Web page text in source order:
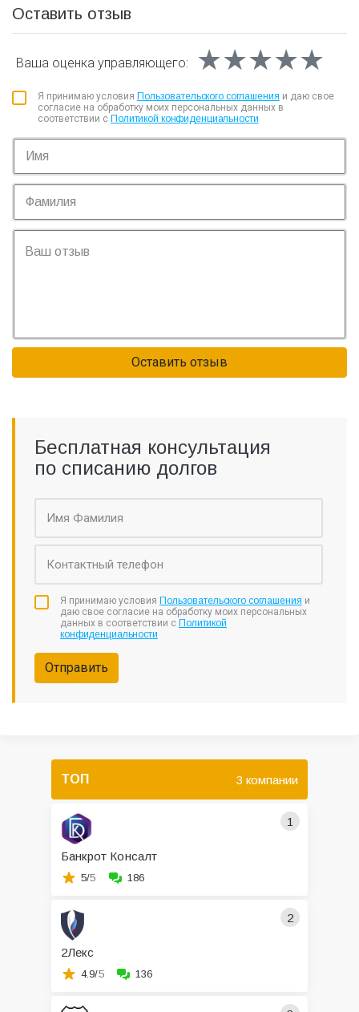
Оставить отзыв
Ваша оценка управляющего: ★★★★★
★★★★★
★★★★★
Я принимаю условия Пользовательского соглашения и даю свое
согласие на обработку моих персональных данных в
соответствии с Политикой конфиденциальности
Оставить отзыв
Бесплатная консультация
по списанию долгов
Я принимаю условия Пользовательского соглашения и
даю свое согласие на обработку моих персональных
данных в соответствии с Политикой
конфиденциальности
Отправить
ТОП 3 компании
1
Банкрот Консалт
5/5 186
2
2Лекс
4.9/5 136